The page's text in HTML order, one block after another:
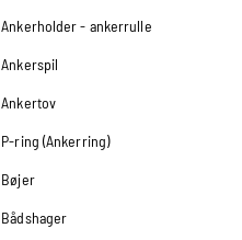
Ankerholder - ankerrulle
Ankerspil
Ankertov
P-ring (Ankerring)
Bøjer
Bådshager